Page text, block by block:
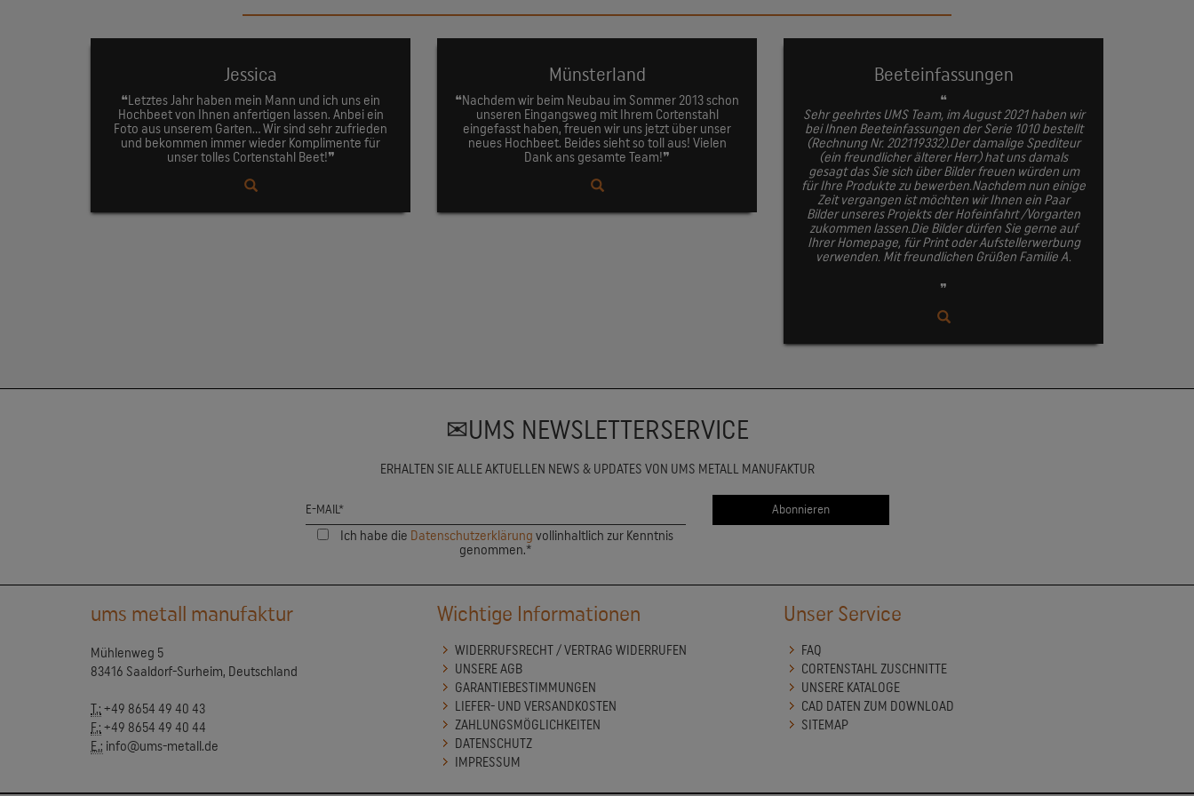
Jessica
❝Letztes Jahr haben mein Mann und ich uns ein
Hochbeet von Ihnen anfertigen lassen. Anbei ein
Foto aus unserem Garten... Wir sind sehr zufrieden
und bekommen immer wieder Komplimente für
unser tolles Cortenstahl Beet!❞
Münsterland
❝Nachdem wir beim Neubau im Sommer 2013 schon
unseren Eingangsweg mit Ihrem Cortenstahl
eingefasst haben, freuen wir uns jetzt über unser
neues Hochbeet. Beides sieht so toll aus! Vielen
Dank ans gesamte Team!❞
Beeteinfassungen
❝
Sehr geehrtes UMS Team, im August 2021 haben wir
bei Ihnen Beeteinfassungen der Serie 1010 bestellt
(Rechnung Nr. 202119332).Der damalige Spediteur
(ein freundlicher älterer Herr) hat uns damals
gesagt das Sie sich über Bilder freuen würden um
für Ihre Produkte zu bewerben.Nachdem nun einige
Zeit vergangen ist möchten wir Ihnen ein Paar
Bilder unseres Projekts der Hofeinfahrt /Vorgarten
zukommen lassen.Die Bilder dürfen Sie gerne auf
Ihrer Homepage, für Print oder Aufstellerwerbung
verwenden. Mit freundlichen Grüßen Familie A.
❞
UMS NEWSLETTERSERVICE
ERHALTEN SIE ALLE AKTUELLEN NEWS & UPDATES VON UMS METALL MANUFAKTUR
Ich habe die Datenschutzerklärung vollinhaltlich zur Kenntnis
genommen.*
ums metall manufaktur
Mühlenweg 5
83416 Saaldorf-Surheim, Deutschland
T.: +49 8654 49 40 43
F.: +49 8654 49 40 44
E.: info@ums-metall.de
Wichtige Informationen
WIDERRUFSRECHT / VERTRAG WIDERRUFEN
UNSERE AGB
GARANTIEBESTIMMUNGEN
LIEFER- UND VERSANDKOSTEN
ZAHLUNGSMÖGLICHKEITEN
DATENSCHUTZ
IMPRESSUM
Unser Service
FAQ
CORTENSTAHL ZUSCHNITTE
UNSERE KATALOGE
CAD DATEN ZUM DOWNLOAD
SITEMAP